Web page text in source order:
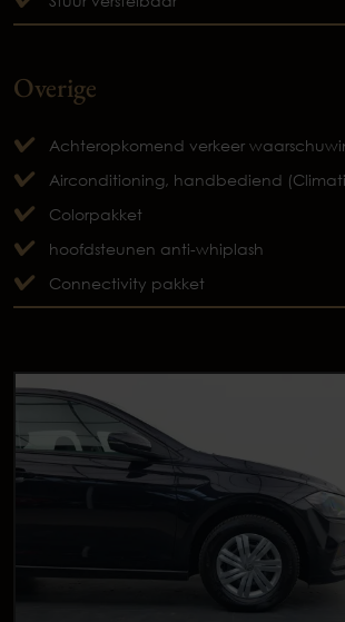
Overige
Achteropkomend verkeer
Airconditioning, handbediend
Colorpakket
hoofdsteunen anti-whiplash
Connectivity pakket